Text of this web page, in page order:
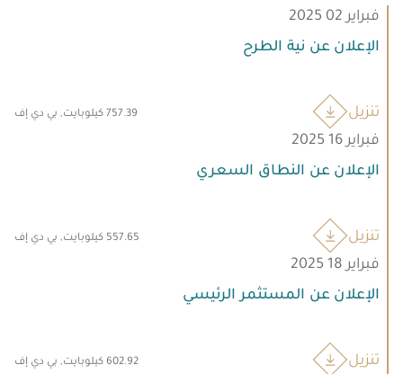
قبل الطرح العام الأولي.
استثمر غالبية المساهمين في الشركة بشكل نقدي،
بينما تم تعويض جزء صغير نسبياً فقط من المالكين
الأصليين عن أراضيهم مقابل الأسهم، وتمثل
المساهمات العينية 2.9 مليار ريال سعودي من
إجمالي رأس المال الذي يتجاوز 13 مليار ريال سعودي.
فبراير 02 2025
الإعلان عن نية الطرح
تنزيل 757.39 كيلوبايت, بي دي إف
فبراير 16 2025
الإعلان عن النطاق السعري
تنزيل 557.65 كيلوبايت, بي دي إف
فبراير 18 2025
الإعلان عن المستثمر الرئيسي
تنزيل 602.92 كيلوبايت, بي دي إف